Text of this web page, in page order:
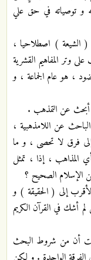
و توصياته في حق علي
الشيعة ) اصطلاحيا ،
وتر المفاهيم القشرية
، هو عام الجماعة ، و
عن التمذهب .
عن اللامذهبية ،
فرق لا تحصى ، و ما
المذاهب ، إذا ، تمثل
إلى ( الحقيقة ) و
أشك في القرآن الكريم
أن من شروط البحث